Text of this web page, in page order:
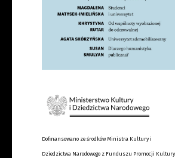
Dofinansowano ze środków Ministra Kultury i
Dziedzictwa Narodowego z Funduszu Promocji